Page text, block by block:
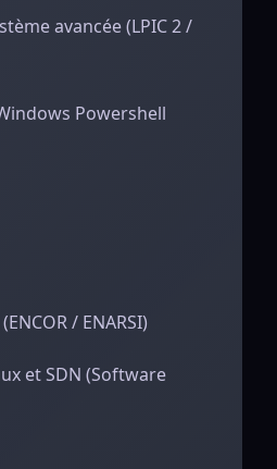
avancée (LPIC 2 /
Powershell
/ ENARSI)
et SDN (Software